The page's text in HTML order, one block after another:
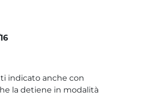
indicato anche con
la detiene in modalità